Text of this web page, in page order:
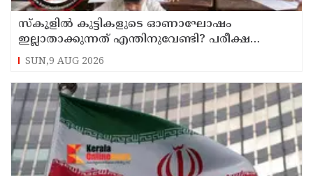
സ്‌കൂളില്‍ കുട്ടികളുടെ ഓണാഘോഷം
ഇല്ലാതാക്കുന്നത് എന്തിനുവേണ്ടി? പരീക്ഷ
ഷെഡ്യൂള്‍ മാറ്റിയത് തിരുത്തുമോ?
SUN,9 AUG 2026